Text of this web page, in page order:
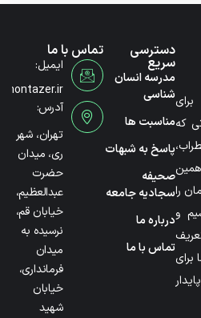
که
را
و
برای
دسترسی
سریع
مدرسه انسان
شناسی
مناسبت ها
پاسخ به شبهات
صحیفه
سجادیه جامعه
درباره ما
تماس با ما
تماس با ما
ایمیل:
آدرس:
تهران، شهر
ری، میدان
حضرت
عبدالعظیم،
خیابان قم،
نرسیده به
میدان
فرمانداری،
خیابان
شهید